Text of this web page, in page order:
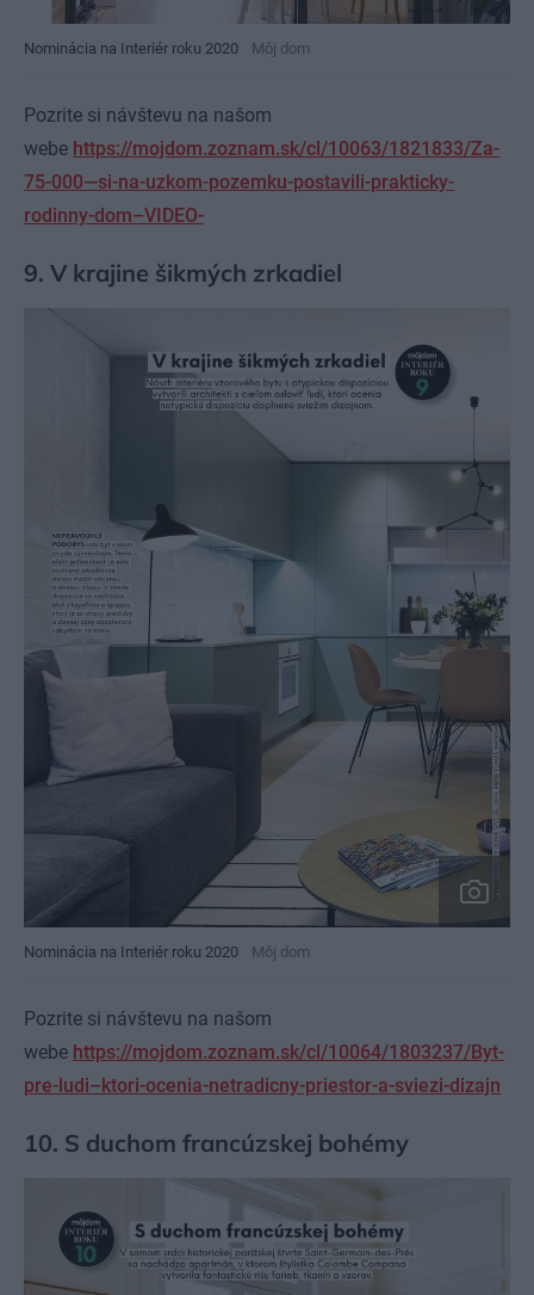
Nominácia na Interiér roku 2020 Môj dom
Pozrite si návštevu na našom
webe https://mojdom.zoznam.sk/cl/10063/1821833/Za-
75-000—si-na-uzkom-pozemku-postavili-prakticky-
rodinny-dom–VIDEO-
9. V krajine šikmých zrkadiel
Nominácia na Interiér roku 2020 Môj dom
Pozrite si návštevu na našom
webe https://mojdom.zoznam.sk/cl/10064/1803237/Byt-
pre-ludi–ktori-ocenia-netradicny-priestor-a-sviezi-dizajn
10. S duchom francúzskej bohémy